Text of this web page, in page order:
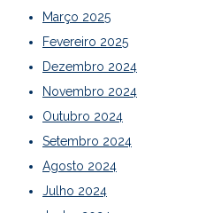
Março 2025
Fevereiro 2025
Dezembro 2024
Novembro 2024
Outubro 2024
Setembro 2024
Agosto 2024
Julho 2024